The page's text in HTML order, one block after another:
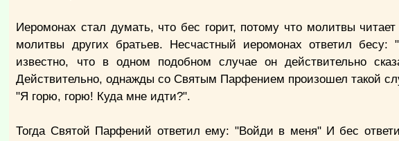
Иеромонах стал думать, что бес горит, потому что молитвы
молитвы других братьев. Несчастный иеромонах ответил
известно, что в одном подобном случае он действительно
Действительно, однажды со Святым Парфением произошел такой
"Я горю, горю! Куда мне идти?".
Тогда Святой Парфений ответил ему: "Войди в меня" И бес